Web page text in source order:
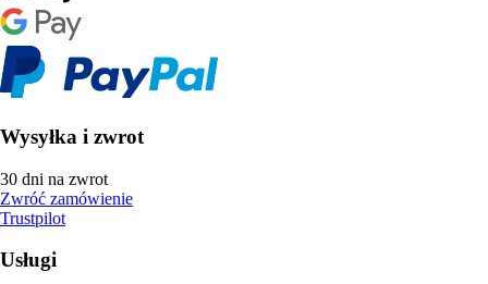
Wysyłka i zwrot
30 dni na zwrot
Zwróć zamówienie
Trustpilot
Usługi